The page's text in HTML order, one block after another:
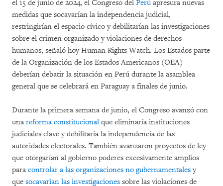
el 15 de junio de 2024, el Congreso del Perúapresura nuevas
medidas que socavarían la independencia judicial,
restringirían el espacio cívico y debilitarían las investigaciones
sobre el crimen organizado y violaciones de derechos
humanos, señaló hoy Human Rights Watch. Los Estados parte
de la Organización de los Estados Americanos (OEA)
deberían debatir la situación en Perú durante la asamblea
general que se celebrará en Paraguay a finales de junio.
Durante la primera semana de junio, el Congreso avanzó con
una reforma constitucional que eliminaría instituciones
judiciales clave y debilitaría la independencia de las
autoridades electorales. También avanzaron proyectos de ley
que otorgarían al gobierno poderes excesivamente amplios
para controlar a las organizaciones no gubernamentalesy
que socavarían las investigaciones sobre las violaciones de